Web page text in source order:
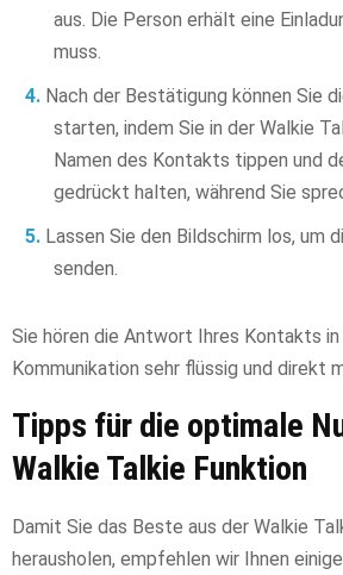
aus. Die Person erhält eine
muss.
Nach der Bestätigung können Sie
starten, indem Sie in der Walkie
Namen des Kontakts tippen und
gedrückt halten, während Sie
Lassen Sie den Bildschirm los, um
senden.
Sie hören die Antwort Ihres Kontakts
Kommunikation sehr flüssig und direkt
Tipps für die optimale
Walkie Talkie Funktion
Damit Sie das Beste aus der Walkie
herausholen, empfehlen wir Ihnen